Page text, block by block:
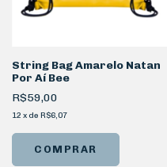
String Bag Amarelo Natan
Por Aí Bee
R$59,00
12 x de R$6,07